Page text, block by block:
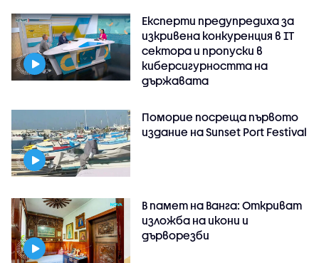
Експерти предупредиха за
изкривена конкуренция в IT
сектора и пропуски в
киберсигурността на
държавата
Поморие посреща първото
издание на Sunset Port Festival
В памет на Ванга: Откриват
изложба на икони и
дърворезби